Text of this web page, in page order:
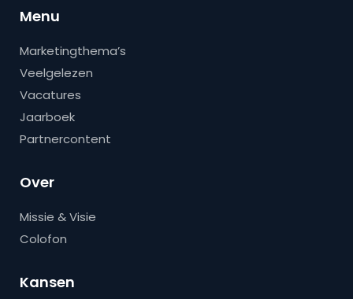
Menu
Marketingthema’s
Veelgelezen
Vacatures
Jaarboek
Partnercontent
Over
Missie & Visie
Colofon
Kansen